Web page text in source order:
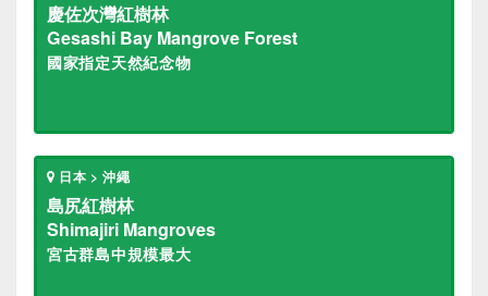
慶佐次灣紅樹林
Gesashi Bay Mangrove Forest
國家指定天然紀念物
日本 > 沖繩
島尻紅樹林
Shimajiri Mangroves
宮古群島中規模最大